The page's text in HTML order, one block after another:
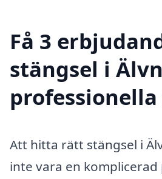
Få 3
stängsel i
Att hitta rätt stängsel i
inte vara en komplicerad